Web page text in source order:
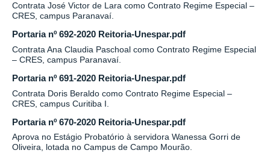
Contrata José Victor de Lara como Contrato Regime Especial –
CRES, campus Paranavaí.
Portaria nº 692-2020 Reitoria-Unespar.pdf
Contrata Ana Claudia Paschoal como Contrato Regime Especial
– CRES, campus Paranavaí.
Portaria nº 691-2020 Reitoria-Unespar.pdf
Contrata Doris Beraldo como Contrato Regime Especial –
CRES, campus Curitiba I.
Portaria nº 670-2020 Reitoria-Unespar.pdf
Aprova no Estágio Probatório à servidora Wanessa Gorri de
Oliveira, lotada no Campus de Campo Mourão.